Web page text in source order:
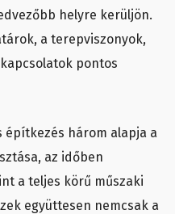
helyre kerüljön.
a terepviszonyok,
pontos
három alapja a
az időben
a teljes körű műszaki
együttesen nemcsak a